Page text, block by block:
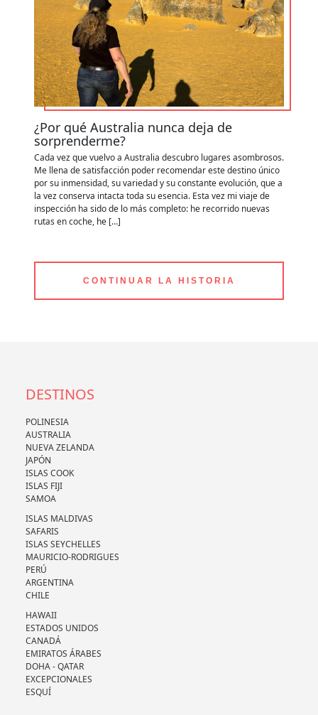
¿Por qué Australia nunca deja de
sorprenderme?
Cada vez que vuelvo a Australia descubro lugares asombrosos.
Me llena de satisfacción poder recomendar este destino único
por su inmensidad, su variedad y su constante evolución, que a
la vez conserva intacta toda su esencia. Esta vez mi viaje de
inspección ha sido de lo más completo: he recorrido nuevas
rutas en coche, he […]
CONTINUAR LA HISTORIA
DESTINOS
POLINESIA
AUSTRALIA
NUEVA ZELANDA
JAPÓN
ISLAS COOK
ISLAS FIJI
SAMOA
ISLAS MALDIVAS
SAFARIS
ISLAS SEYCHELLES
MAURICIO-RODRIGUES
PERÚ
ARGENTINA
CHILE
HAWAII
ESTADOS UNIDOS
CANADÁ
EMIRATOS ÁRABES
DOHA - QATAR
EXCEPCIONALES
ESQUÍ